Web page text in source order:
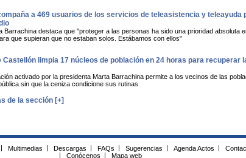
a 469 usuarios de los servicios de teleasistencia y
Barrachina destaca que "proteger a las personas ha sido una prioridad absoluta
que supieran que no estaban solos. Estábamos con ellos"
Castellón limpia 17 núcleos de población en 24 horas para recuperar
activado por la presidenta Marta Barrachina permite a los vecinos de las
sin que la ceniza condicione sus rutinas
de la sección [+]
Multimedias Descargas FAQs Sugerencias Agenda Actos
Conócenos Mapa web